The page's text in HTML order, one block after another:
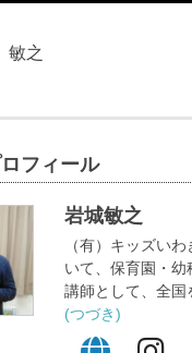
之
フィール
岩城敏之
（有）キッズい
いて、保育園・
講師として、全国
(つづき)